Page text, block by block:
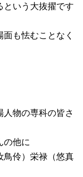
という大抜擢です
も怯むことなく
物の専科の皆さ
の他に
鳥伶）栄禄（悠真